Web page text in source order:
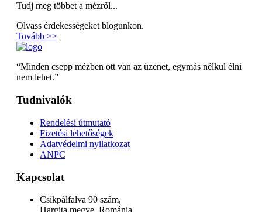
Tudj meg többet a mézről...
Olvass érdekességeket blogunkon.
Tovább >>
“Minden csepp mézben ott van az üzenet, egymás nélkül élni
nem lehet.”
Tudnivalók
Rendelési útmutató
Fizetési lehetőségek
Adatvédelmi nyilatkozat
ANPC
Kapcsolat
Csíkpálfalva 90 szám,